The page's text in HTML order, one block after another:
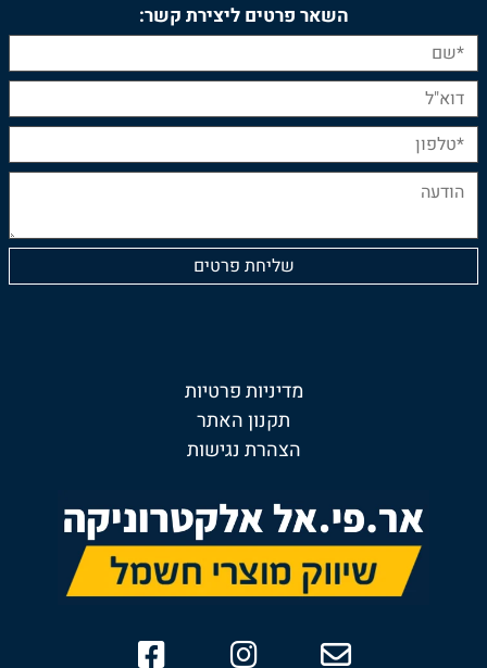
השאר פרטים ליצירת קשר:
מדיניות פרטיות
תקנון האתר
הצהרת נגישות